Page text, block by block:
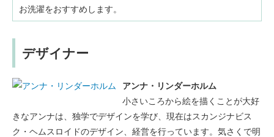
お洗濯をおすすめします。
デザイナー
アンナ・リンダーホルム
小さいころから絵を描くことが大好
きなアンナは、独学でデザインを学び、現在はスカンジナビス
ク・ヘムスロイドのデザイン、経営を行っています。気さくで明